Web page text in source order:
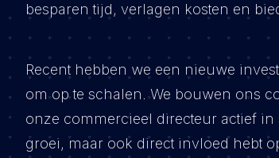
besparen tijd, verlagen kosten en
Recent hebben we een nieuwe
om op te schalen. We bouwen ons
onze commercieel directeur actief
groei, maar ook direct invloed hebt